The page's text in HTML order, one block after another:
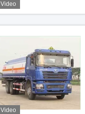
Video
Video